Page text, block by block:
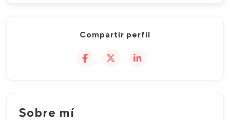
Compartir perfil
Sobre mí